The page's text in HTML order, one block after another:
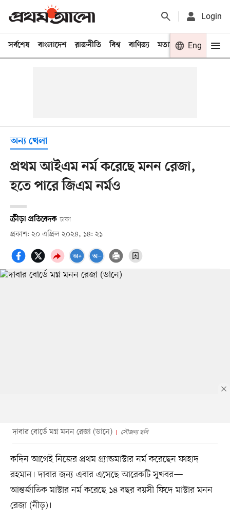
Login
সর্বশেষ বাংলাদেশ রাজনীতি বিশ্ব বাণিজ্য মতামত খেলা
Eng
অন্য খেলা
প্রথম আইএম নর্ম করেছে মনন রেজা,
হতে পারে জিএম নর্মও
ক্রীড়া প্রতিবেদক ঢাকা
প্রকাশ: ২০ এপ্রিল ২০২৪, ১৪: ২১
দাবার বোর্ডে মগ্ন মনন রেজা (ডানে) সৌজন্য ছবি
কদিন আগেই নিজের প্রথম গ্র্যান্ডমাস্টার নর্ম করেছেন ফাহাদ
রহমান। দাবার জন্য এবার এসেছে আরেকটি সুখবর—
আন্তর্জাতিক মাস্টার নর্ম করেছে ১৪ বছর বয়সী ফিদে মাস্টার মনন
রেজা (নীড়)।